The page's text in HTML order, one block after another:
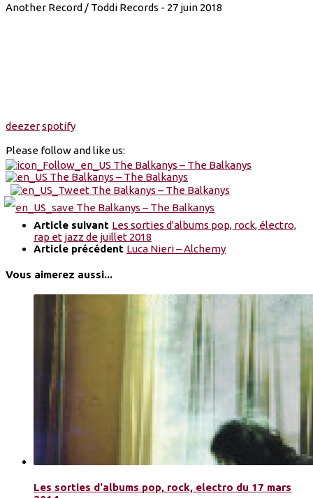
Another Record / Toddi Records - 27 juin 2018
deezerspotify
Please follow and like us:
Article suivant Les sorties d'albums pop, rock, électro,
rap et jazz de juillet 2018
Article précédent Luca Nieri – Alchemy
Vous aimerez aussi...
Les sorties d'albums pop, rock, electro du 17 mars